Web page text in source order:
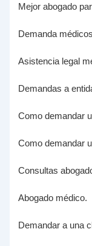
Mejor abogado
Demanda médicos
Asistencia legal
Demandas a
Como demandar
Como demandar
Consultas
Abogado médico.
Demandar a una